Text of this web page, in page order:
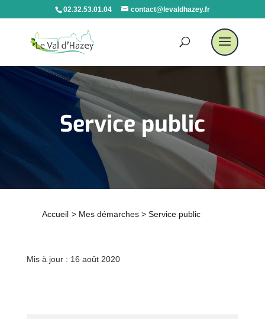
02.32.53.01.04 contact@levaldhazey.fr
Service public
Accueil > Mes démarches > Service public
Mis à jour : 16 août 2020